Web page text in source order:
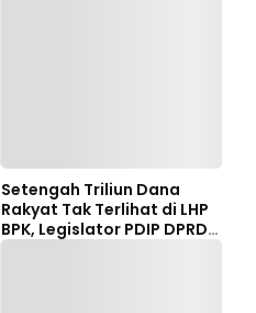
Setengah Triliun Dana
Rakyat Tak Terlihat di LHP
BPK, Legislator PDIP DPRD
NTB Tuntut Audit